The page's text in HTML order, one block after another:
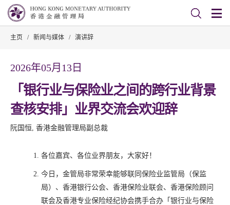
主页 / 新闻与媒体 / 演讲辞
2026年05月13日
「银行业与保险业之间的跨行业背景
查核安排」业界交流会欢迎辞
阮国恒, 香港金融管理局副总裁
各位嘉宾、各位业界朋友，大家好！
今日，金管局非常荣幸能够联同保险业监管局（保监
局）、香港银行公会、香港保险业联会、香港保险顾问
联会及香港专业保险经纪协会携手合办「银行业与保险